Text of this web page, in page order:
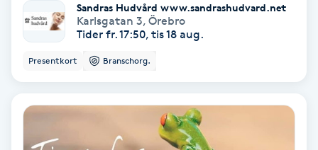
Fransborttagning
Fransförlängning Megavolym
Sandras Hudvård www.sandrashudvard.net
Karlsgatan 3, Örebro
Tider fr. 17:50, tis 18 aug.
Presentkort Branschorg.